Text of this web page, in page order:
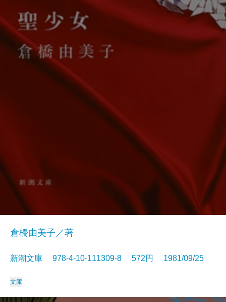
倉橋由美子／著
新潮文庫 978-4-10-111309-8 572円 1981/09/25
文庫